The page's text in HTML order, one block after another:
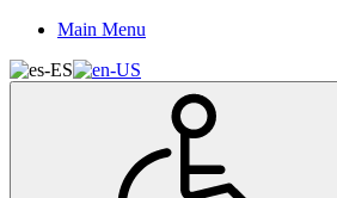
Main Menu